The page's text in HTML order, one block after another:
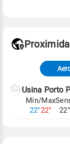
Fonte:
de Tempo e
Para obter
Usina Porto
Mín/Max
22°22°
22°